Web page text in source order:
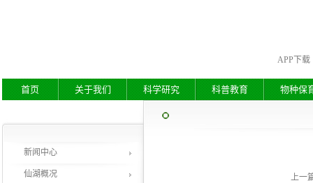
APP下载
首页 关于我们 科学研究 科普教育 物种保
上一
新闻中心
仙湖概况